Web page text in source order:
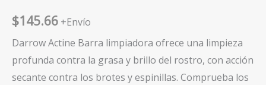
$145.66 +Envío
Darrow Actine Barra limpiadora ofrece una limpieza
profunda contra la grasa y brillo del rostro, con acción
secante contra los brotes y espinillas. Comprueba los